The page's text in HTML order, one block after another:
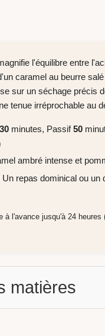
l'équilibre entre
caramel au beurre
sur un séchage précis
tenue irréprochable au
30 minutes, Passif50
ambré intense et
Un repas dominical ou un
à l'avance jusqu'à 24 heures
matières